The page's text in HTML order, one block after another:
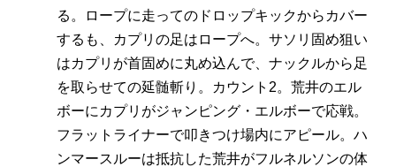
る。ロープに走ってのドロップキックからカバー
するも、カプリの足はロープへ。サソリ固め狙い
はカプリが首固めに丸め込んで、ナックルから足
を取らせての延髄斬り。カウント2。荒井のエル
ボーにカプリがジャンピング・エルボーで応戦。
フラットライナーで叩きつけ場内にアピール。ハ
ンマースルーは抵抗した荒井がフルネルソンの体